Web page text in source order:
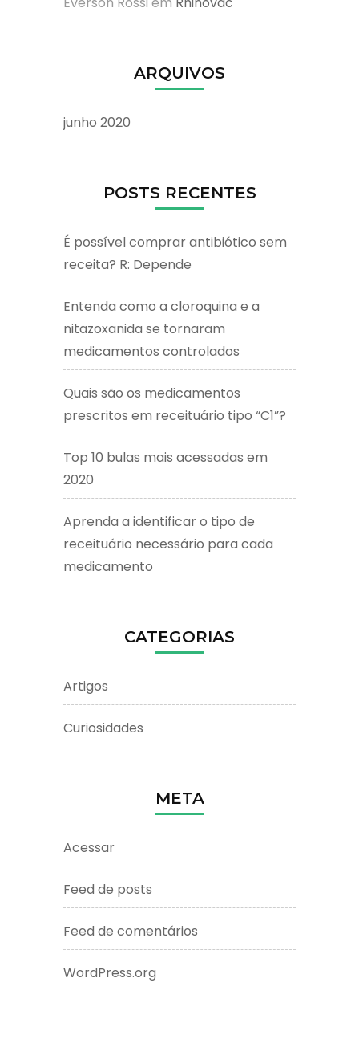
ARQUIVOS
junho 2020
POSTS RECENTES
É possível comprar antibiótico sem
receita? R: Depende
Entenda como a cloroquina e a
nitazoxanida se tornaram
medicamentos controlados
Quais são os medicamentos
prescritos em receituário tipo “C1”?
Top 10 bulas mais acessadas em
2020
Aprenda a identificar o tipo de
receituário necessário para cada
medicamento
CATEGORIAS
Artigos
Curiosidades
META
Acessar
Feed de posts
Feed de comentários
WordPress.org